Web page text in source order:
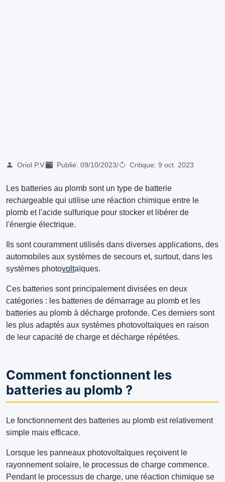
Oriol P.V. Publié: 09/10/2023/ Critique: 9 oct. 2023
Les batteries au plomb sont un type de batterie
rechargeable qui utilise une réaction chimique entre le
plomb et l'acide sulfurique pour stocker et libérer de
l'énergie électrique.
Ils sont couramment utilisés dans diverses applications, des
automobiles aux systèmes de secours et, surtout, dans les
systèmes photovoltaïques.
Ces batteries sont principalement divisées en deux
catégories : les batteries de démarrage au plomb et les
batteries au plomb à décharge profonde. Ces derniers sont
les plus adaptés aux systèmes photovoltaïques en raison
de leur capacité de charge et décharge répétées.
Comment fonctionnent les
batteries au plomb ?
Le fonctionnement des batteries au plomb est relativement
simple mais efficace.
Lorsque les panneaux photovoltaïques reçoivent le
rayonnement solaire, le processus de charge commence.
Pendant le processus de charge, une réaction chimique se